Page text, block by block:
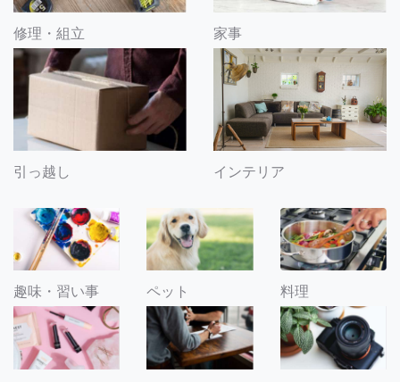
修理・組立 家事
引っ越し インテリア
趣味・習い事 ペット 料理